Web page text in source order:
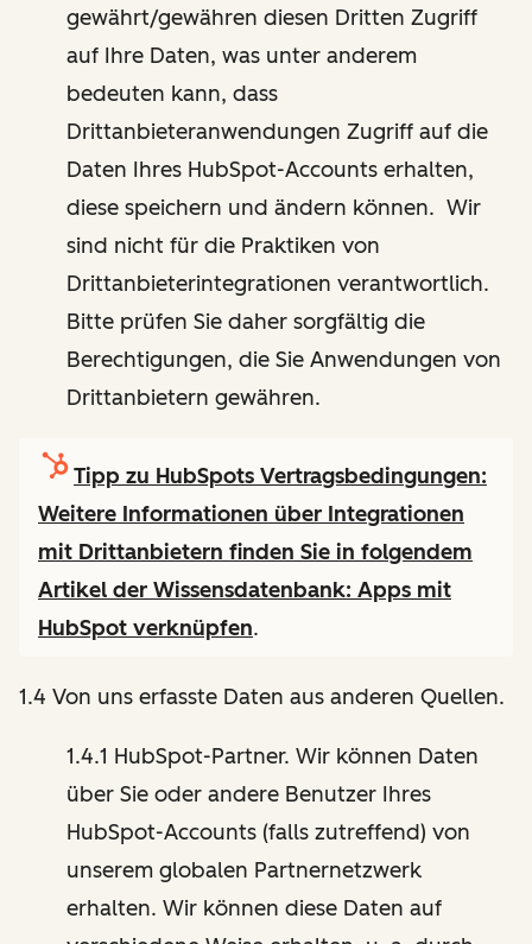
gewährt/gewähren diesen Dritten Zugriff
auf Ihre Daten, was unter anderem
bedeuten kann, dass
Drittanbieteranwendungen Zugriff auf die
Daten Ihres HubSpot-Accounts erhalten,
diese speichern und ändern können. Wir
sind nicht für die Praktiken von
Drittanbieterintegrationen verantwortlich.
Bitte prüfen Sie daher sorgfältig die
Berechtigungen, die Sie Anwendungen von
Drittanbietern gewähren.
Tipp zu HubSpots Vertragsbedingungen:
Weitere Informationen über Integrationen
mit Drittanbietern finden Sie in folgendem
Artikel der Wissensdatenbank: Apps mit
HubSpot verknüpfen.
1.4 Von uns erfasste Daten aus anderen Quellen.
1.4.1 HubSpot-Partner. Wir können Daten
über Sie oder andere Benutzer Ihres
HubSpot-Accounts (falls zutreffend) von
unserem globalen Partnernetzwerk
erhalten. Wir können diese Daten auf